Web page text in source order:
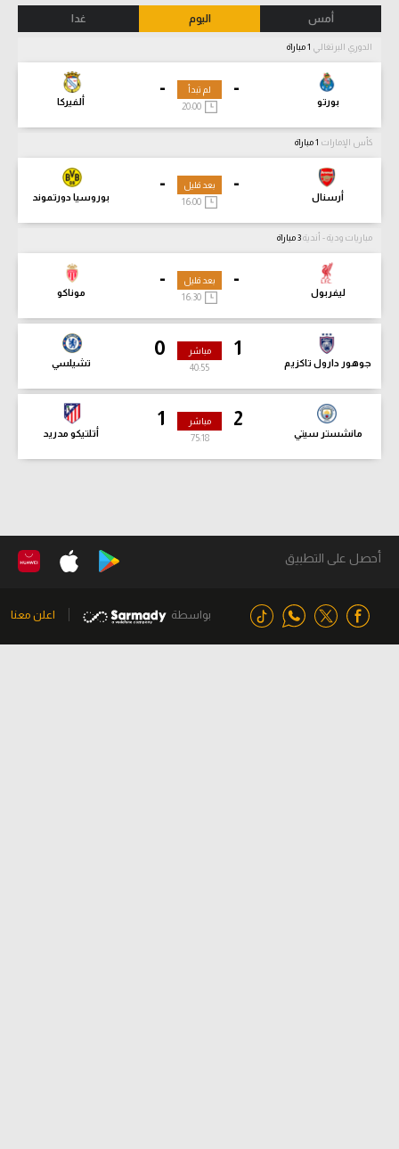
أمس اليوم غدا
الدوري البرتغالي
-
بورتو
-
ألفيركا
لم تبدأ
كأس الإمارات
-
أرسنال
-
بوروسيا دورتموند
بعد قليل
مباريات ودية - أندية
-
ليفربول
-
موناكو
بعد قليل
1
جوهور دارول تاكزيم
0
تشيلسي
مباشر
40:56
2
مانشستر سيتي
1
أتلتيكو مدريد
مباشر
75:19
أحصل على التطبيق
بواسطة اعلن معنا